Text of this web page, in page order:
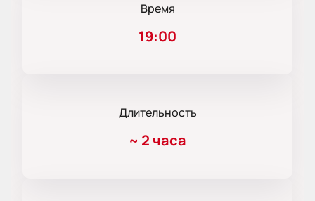
Время
19:00
Длительность
~ 2 часа